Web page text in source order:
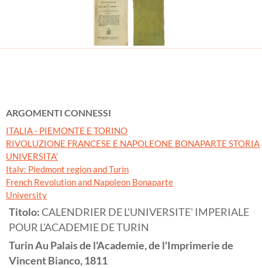
ARGOMENTI CONNESSI
ITALIA - PIEMONTE E TORINO
RIVOLUZIONE FRANCESE E NAPOLEONE BONAPARTE STORIA
UNIVERSITA'
Italy: Piedmont region and Turin
French Revolution and Napoleon Bonaparte
University
Titolo:CALENDRIER DE L'UNIVERSITE' IMPERIALE
POUR L'ACADEMIE DE TURIN
TurinAu Palais de l'Academie, de l'Imprimerie de
Vincent Bianco,1811